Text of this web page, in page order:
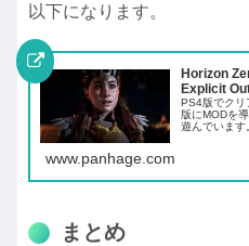
以下になります。
Horizon
Explicit
PS4版でクリ
版にMODを
遊んでいます
www.panhage.com
まとめ